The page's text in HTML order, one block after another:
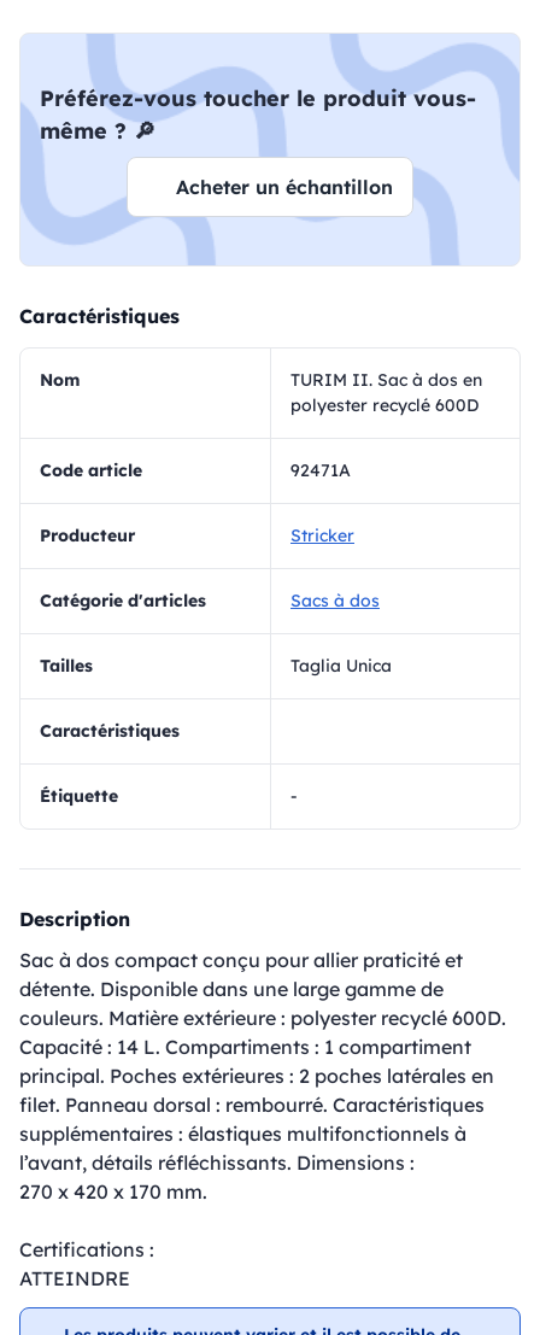
Préférez-vous toucher le produit vous-
même ? 🔎
Acheter un échantillon
Caractéristiques
Nom
TURIM II. Sac à dos en
polyester recyclé 600D
Code article 92471A
Producteur Stricker
Catégorie d'articles Sacs à dos
Tailles Taglia Unica
Caractéristiques
Étiquette -
Description
Sac à dos compact conçu pour allier praticité et
détente. Disponible dans une large gamme de
couleurs. Matière extérieure : polyester recyclé 600D.
Capacité : 14 L. Compartiments : 1 compartiment
principal. Poches extérieures : 2 poches latérales en
filet. Panneau dorsal : rembourré. Caractéristiques
supplémentaires : élastiques multifonctionnels à
l’avant, détails réfléchissants. Dimensions :
270 x 420 x 170 mm.
Certifications :
ATTEINDRE